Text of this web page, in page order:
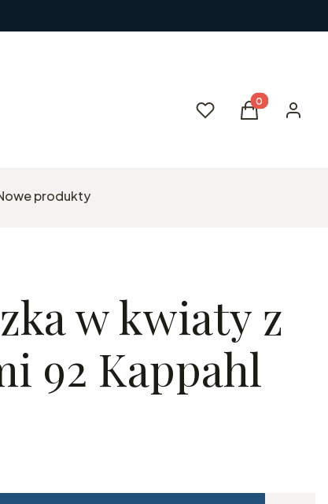
UlubioneProdukty w
Koszyk
produkty
w kwiaty z
92 Kappahl